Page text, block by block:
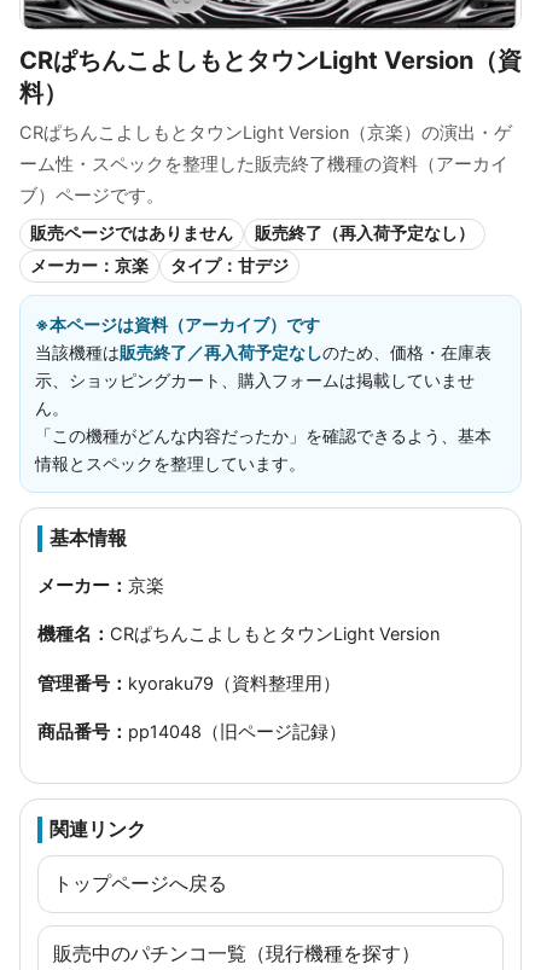
CRぱちんこよしもとタウンLight Version（資
料）
CRぱちんこよしもとタウンLight Version（京楽）の演出・ゲ
ーム性・スペックを整理した販売終了機種の資料（アーカイ
ブ）ページです。
販売ページではありません
販売終了（再入荷予定なし）
メーカー：京楽
タイプ：甘デジ
※本ページは資料（アーカイブ）です
当該機種は販売終了／再入荷予定なしのため、価格・在庫表
示、ショッピングカート、購入フォームは掲載していませ
ん。
「この機種がどんな内容だったか」を確認できるよう、基本
情報とスペックを整理しています。
基本情報
メーカー： 京楽
機種名： CRぱちんこよしもとタウンLight Version
管理番号： kyoraku79（資料整理用）
商品番号： pp14048（旧ページ記録）
関連リンク
トップページへ戻る
販売中のパチンコ一覧（現行機種を探す）